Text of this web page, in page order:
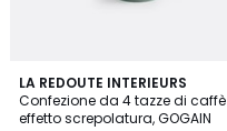
LA REDOUTE INTERIEURS
Confezione da 4 tazze di caffè
effetto screpolatura, GOGAIN
4.4
/ 5
3
Colori